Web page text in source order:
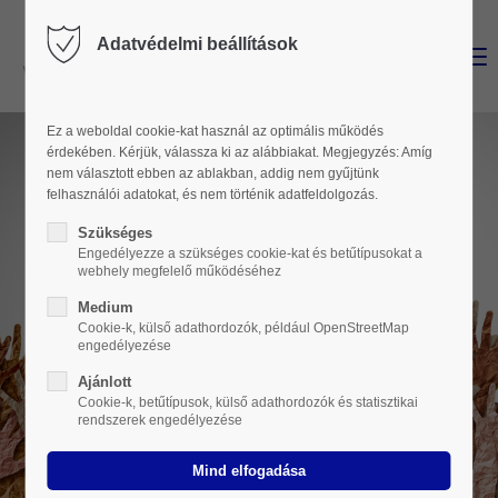
Login
Password
Login
Register|Lost your password?
Adatvédelmi beállítások
Ez a weboldal cookie-kat használ az optimális működés
érdekében. Kérjük, válassza ki az alábbiakat. Megjegyzés: Amíg
nem választott ebben az ablakban, addig nem gyűjtünk
felhasználói adatokat, és nem történik adatfeldolgozás.
Szükséges
Engedélyezze a szükséges cookie-kat és betűtípusokat a
webhely megfelelő működéséhez
Medium
Cookie-k, külső adathordozók, például OpenStreetMap
engedélyezése
Ajánlott
Cookie-k, betűtípusok, külső adathordozók és statisztikai
rendszerek engedélyezése